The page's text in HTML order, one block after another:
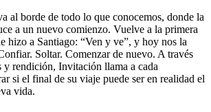
al borde de todo lo que conocemos, donde la
a un nuevo comienzo. Vuelve a la primera
hizo a Santiago: “Ven y ve”, y hoy nos la
Soltar. Comenzar de nuevo. A través
y rendición, Invitación llama a cada
si el final de su viaje puede ser en realidad el
vida.